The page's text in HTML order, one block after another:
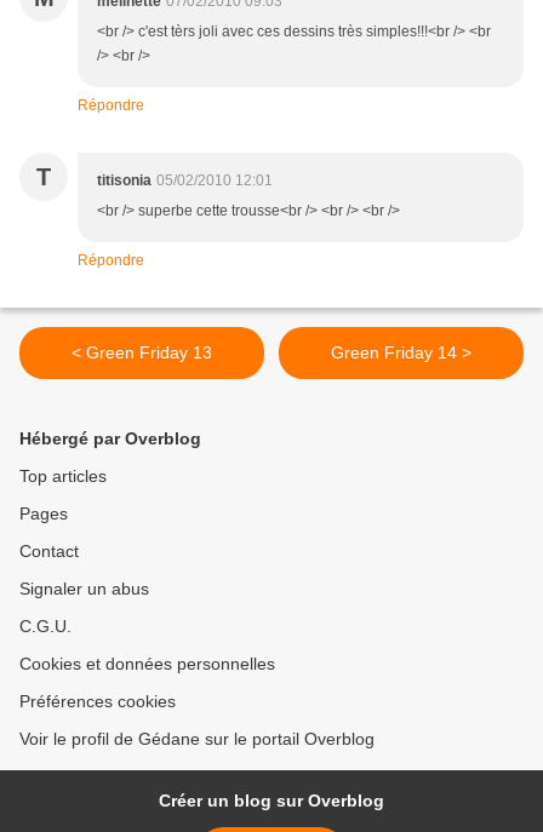
<br /> c'est tèrs joli avec ces dessins très simples!!!<br /> <br
/> <br />
Répondre
T titisonia 05/02/2010 12:01
<br /> superbe cette trousse<br /> <br /> <br />
Répondre
< Green Friday 13 Green Friday 14 >
Hébergé par Overblog
Top articles
Pages
Contact
Signaler un abus
C.G.U.
Cookies et données personnelles
Préférences cookies
Voir le profil de Gédane sur le portail Overblog
Créer un blog sur Overblog